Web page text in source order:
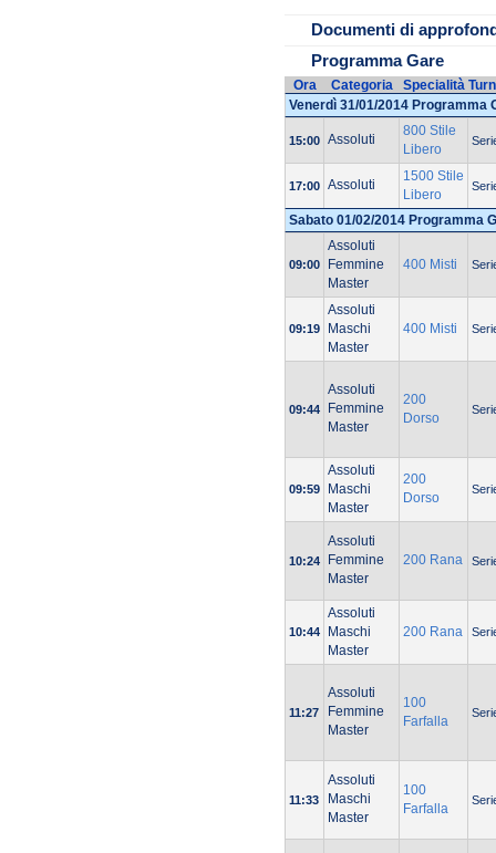
Documenti diSOCIETA'
Programma Gare
Ora Categoria Specialità
Venerdì 31/01/2014 Programma
15:00 Assoluti
800 Stile
Libero
17:00 Assoluti
1500 Stile
Libero
Sabato 01/02/2014 Programma
09:00
Assoluti
Femmine
Master
400 Misti
09:19
Assoluti
Maschi
Master
400 Misti
09:44
Assoluti
Femmine
Master
200
Dorso
09:59
Assoluti
Maschi
Master
200
Dorso
10:24
Assoluti
Femmine
Master
200 Rana
10:44
Assoluti
Maschi
Master
200 Rana
11:27
Assoluti
Femmine
Master
100
Farfalla
11:33
Assoluti
Maschi
Master
100
Farfalla